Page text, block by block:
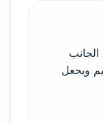
الجانب
ويجعل